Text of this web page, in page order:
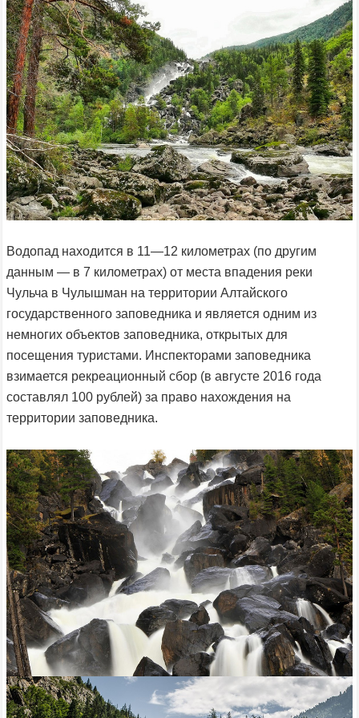
Водопад находится в 11—12 километрах (по другим
данным — в 7 километрах) от места впадения реки
Чульча в Чулышман на территории Алтайского
государственного заповедника и является одним из
немногих объектов заповедника, открытых для
посещения туристами. Инспекторами заповедника
взимается рекреационный сбор (в августе 2016 года
составлял 100 рублей) за право нахождения на
территории заповедника.